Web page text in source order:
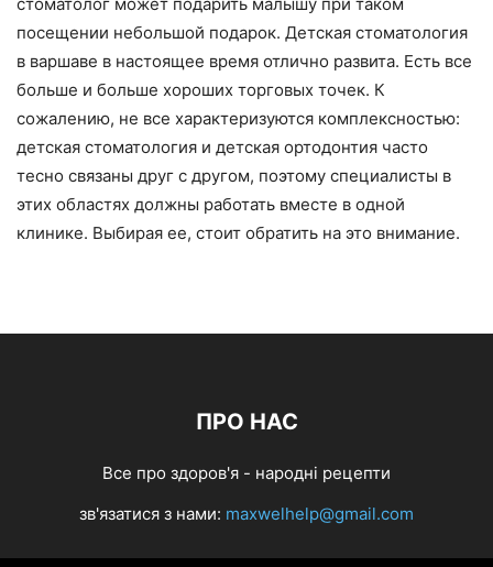
посещении небольшой подарок. Детская стоматология
в варшаве в настоящее время отлично развита. Есть все
больше и больше хороших торговых точек. К
сожалению, не все характеризуются комплексностью:
детская стоматология и детская ортодонтия часто
тесно связаны друг с другом, поэтому специалисты в
этих областях должны работать вместе в одной
клинике. Выбирая ее, стоит обратить на это внимание.
ПРО НАС
Все про здоров'я - народні рецепти
зв'язатися з нами: maxwelhelp@gmail.com